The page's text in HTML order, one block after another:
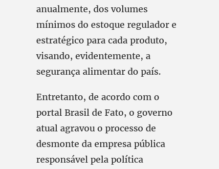
anualmente, dos volumes
mínimos do estoque regulador e
estratégico para cada produto,
visando, evidentemente, a
segurança alimentar do país.
Entretanto, de acordo com o
portal Brasil de Fato, o governo
atual agravou o processo de
desmonte da empresa pública
responsável pela política